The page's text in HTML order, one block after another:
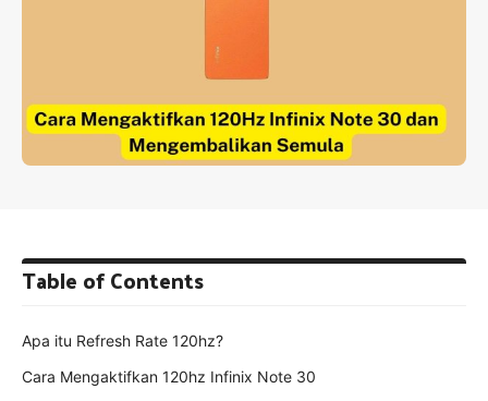
Table of Contents
Apa itu Refresh Rate 120hz?
Cara Mengaktifkan 120hz Infinix Note 30